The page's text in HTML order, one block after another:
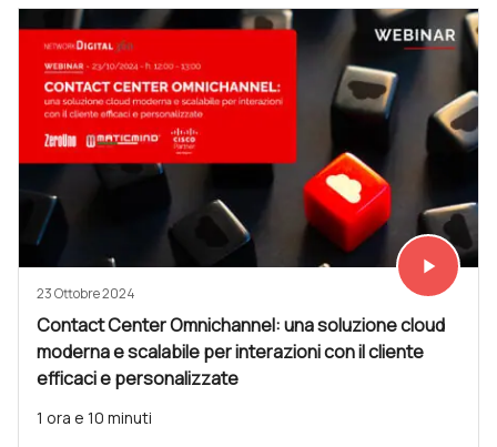
Vedi subito
play_arrow
23 Ottobre 2024
Contact Center Omnichannel: una soluzione cloud
moderna e scalabile per interazioni con il cliente
efficaci e personalizzate
1 ora e 10 minuti